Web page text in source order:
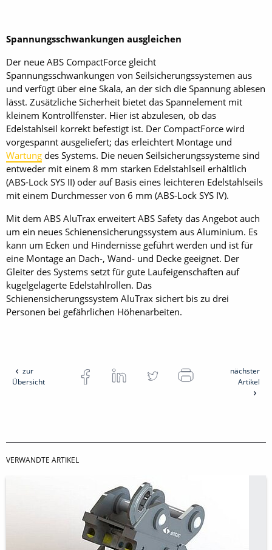
Spannungsschwankungen ausgleichen
Der neue ABS CompactForce gleicht
Spannungsschwankungen von Seilsicherungssystemen aus
und verfügt über eine Skala, an der sich die Spannung ablesen
lässt. Zusätzliche Sicherheit bietet das Spannelement mit
kleinem Kontrollfenster. Hier ist abzulesen, ob das
Edelstahlseil korrekt befestigt ist. Der CompactForce wird
vorgespannt ausgeliefert; das erleichtert Montage und
Wartung des Systems. Die neuen Seilsicherungssysteme sind
entweder mit einem 8 mm starken Edelstahlseil erhältlich
(ABS-Lock SYS II) oder auf Basis eines leichteren Edelstahlseils
mit einem Durchmesser von 6 mm (ABS-Lock SYS IV).
Mit dem ABS AluTrax erweitert ABS Safety das Angebot auch
um ein neues Schienensicherungssystem aus Aluminium. Es
kann um Ecken und Hindernisse geführt werden und ist für
eine Montage an Dach-, Wand- und Decke geeignet. Der
Gleiter des Systems setzt für gute Laufeigenschaften auf
kugelgelagerte Edelstahlrollen. Das
Schienensicherungssystem AluTrax sichert bis zu drei
Personen bei gefährlichen Höhenarbeiten.
zur
Übersicht
nächster
Artikel
VERWANDTE ARTIKEL